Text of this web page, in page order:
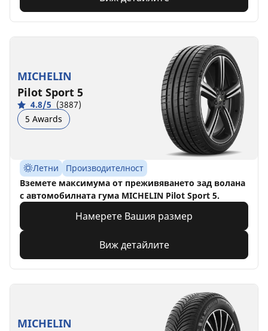
MICHELIN
Pilot Sport 5
4.8/5 (3887)
5 Awards
Летни
Производителност
Вземете максимума от преживяването зад волана
с автомобилната гума MICHELIN Pilot Sport 5.
Намерете Вашия размер
Виж детайлите
MICHELIN